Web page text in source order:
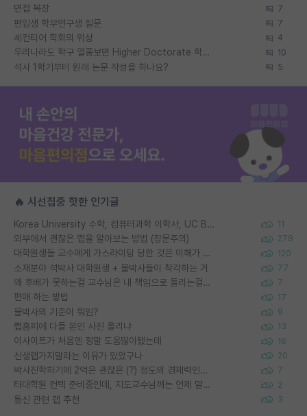
면접 복장 7
편입생 학부연구생 질문 7
세컨티어 학회의 위상 4
우리나라도 학구 열풍보면 Higher Doctorate 학위가 필요하다고 봅니다. 10
석사 1학기부터 원래 논문 작성을 하나요? 5
🔥 시선집중 핫한 인기글
Korea University 수학, 컴퓨터과학 이학사, UC Berkeley 산업공학 대학원 공학박사가 되는 것은 쉽지 않겠죠? 11
외부에서 괜찮은 랩을 알아보는 방법 (장문주의) 278
대학원생들 교수에게 가스라이팅 당한 것은 이해가 갑니다. 안타깝네요. 120
소재분야 석박사 대학원생 + 물박사들이 착각하는 거 77
왜 후배가 못하는걸 교수님은 내 책임으로 돌리는걸까요? 7
편애 하는 방법 17
물박사의 기준이 뭐임? 9
랩홈피에 다들 본인 사진 올리냐 13
이사이트가 처음엔 정말 도움많이됐는데 16
신생랩가지말라는 이유가 있었구나 20
박사진학하기에 2억은 괜찮은 (?) 정도의 경제력인가요 7
타대학원 컨텍 준비중인데, 지도교수님께는 언제 말씀드려야 할까요? 2
통신 관련 랩 추천 3